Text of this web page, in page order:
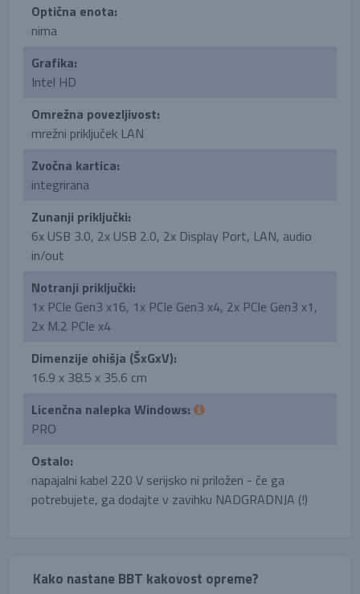
Optična enota:
nima
Grafika:
Intel HD
Omrežna povezljivost:
mrežni priključek LAN
Zvočna kartica:
integrirana
Zunanji priključki:
6x USB 3.0, 2x USB 2.0, 2x Display Port, LAN, audio
in/out
Notranji priključki:
1x PCIe Gen3 x16, 1x PCIe Gen3 x4, 2x PCIe Gen3 x1,
2x M.2 PCIe x4
Dimenzije ohišja (ŠxGxV):
16.9 x 38.5 x 35.6 cm
Licenčna nalepka Windows:
PRO
Ostalo:
napajalni kabel 220 V serijsko ni priložen - če ga
potrebujete, ga dodajte v zavihku NADGRADNJA (!)
Kako nastane BBT kakovost opreme?